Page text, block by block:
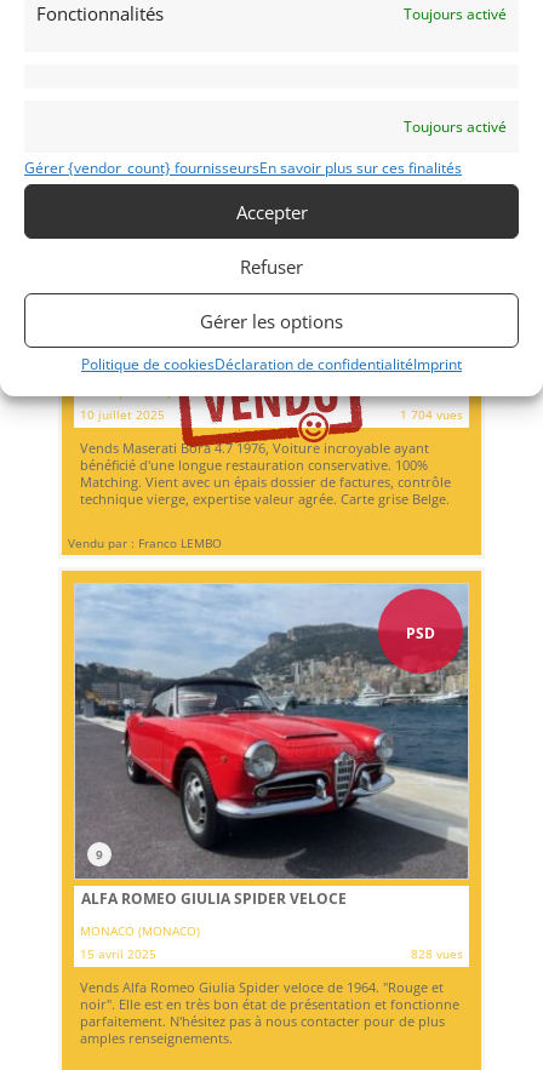
Fonctionnalités Toujours activé
Toujours activé
Gérer {vendor_count} fournisseursEn savoir plus sur ces finalités
Accepter
Refuser
Gérer les options
Politique de cookiesDéclaration de confidentialitéImprint
24
MASERATI BORA 4.7 100% MATCHING. (1976)
[VENDU]
10 juillet 2025
1 704 vues
Vends Maserati Bora 4.7 1976, Voiture incroyable ayant
bénéficié d'une longue restauration conservative. 100%
Matching. Vient avec un épais dossier de factures, contrôle
technique vierge, expertise valeur agrée. Carte grise Belge.
Vendu par : Franco LEMBO
PSD
9
ALFA ROMEO GIULIA SPIDER VELOCE
MONACO (MONACO)
15 avril 2025
828 vues
Vends Alfa Romeo Giulia Spider veloce de 1964. "Rouge et
noir". Elle est en très bon état de présentation et fonctionne
parfaitement. N'hésitez pas à nous contacter pour de plus
amples renseignements.